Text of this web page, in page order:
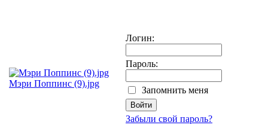
Мэри Поппинс (9).jpg
Логин:
Пароль:
Запомнить меня
Забыли свой пароль?